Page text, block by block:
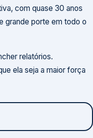
com quase 30 anos
grande porte em todo o
relatórios.
ela seja a maior força